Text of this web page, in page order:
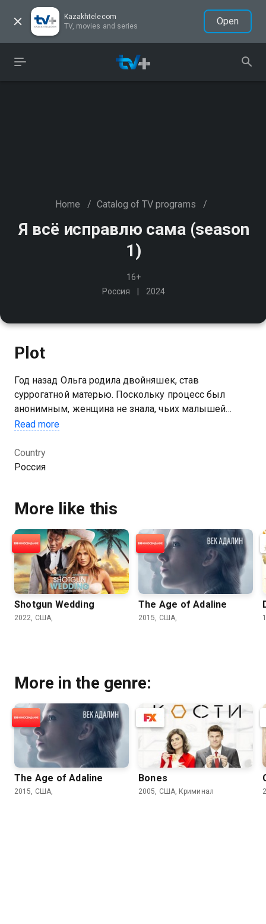
Kazakhtelecom
TV, movies and series
Open
Home / Catalog of TV programs /
Я всё исправлю сама (season
1)
16+
Россия
2024
Plot
Год назад Ольга родила двойняшек, став
суррогатной матерью. Поскольку процесс был
анонимным, женщина не знала, чьих малышей
выносила. Познакомившись с супружеской парой
подозревает, что их малыши - это её дети
Kazakhtelecom.
Read more
Country
Россия
More like this
Shotgun Wedding
2022, США,
The Age of Adaline
2015, США,
More in the genre:
The Age of Adaline
2015, США,
Bones
2005, США, Криминал